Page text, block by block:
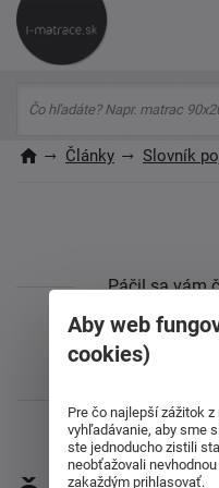
Články Slovník
Páčil sa vám
Aby web
cookies)
Pre čo najlepší zážitok
vyhľadávanie, aby sme
ste jednoducho zistili
neobťažovali
zakaždým prihlasovať.